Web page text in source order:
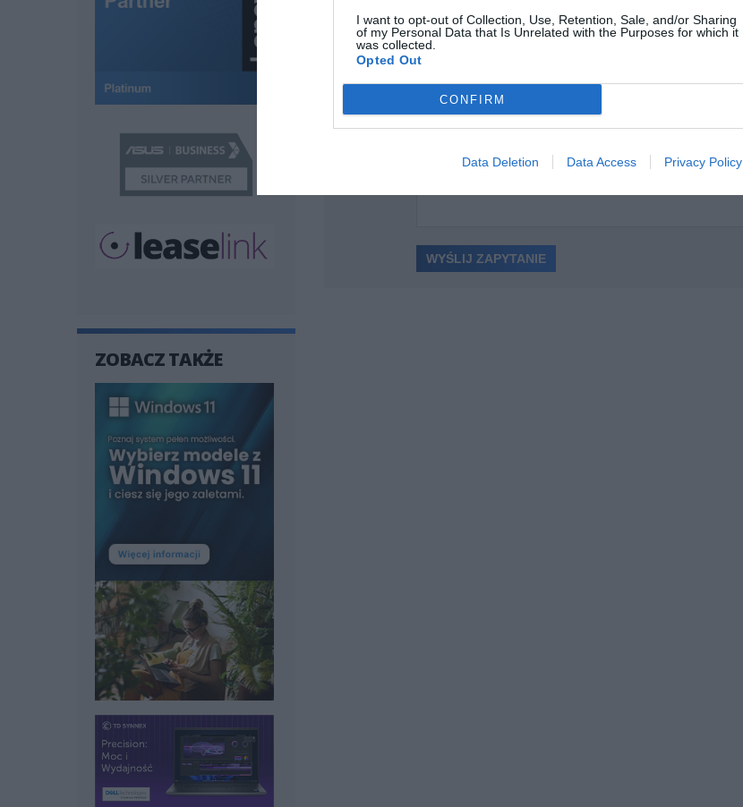
I want to opt-out of Collection, Use, Retention, Sale, and/or Sharing
of my Personal Data that Is Unrelated with the Purposes for which it
was collected.
Opted Out
CONFIRM
Data Deletion Data Access Privacy Policy
ZOBACZ TAKŻE
Twój e-mail